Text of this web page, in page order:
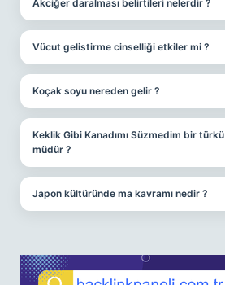
Akciğer daralması belirtileri nelerdir ?
Vücut gelistirme cinselliği etkiler mi ?
Koçak soyu nereden gelir ?
Keklik Gibi Kanadımı Süzmedim bir türkü
müdür ?
Japon kültüründe ma kavramı nedir ?